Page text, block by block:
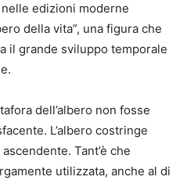
edizioni moderne
della vita”, una figura che
il grande sviluppo temporale
dell’albero non fosse
L’albero costringe
Tant’è che
utilizzata, anche al di